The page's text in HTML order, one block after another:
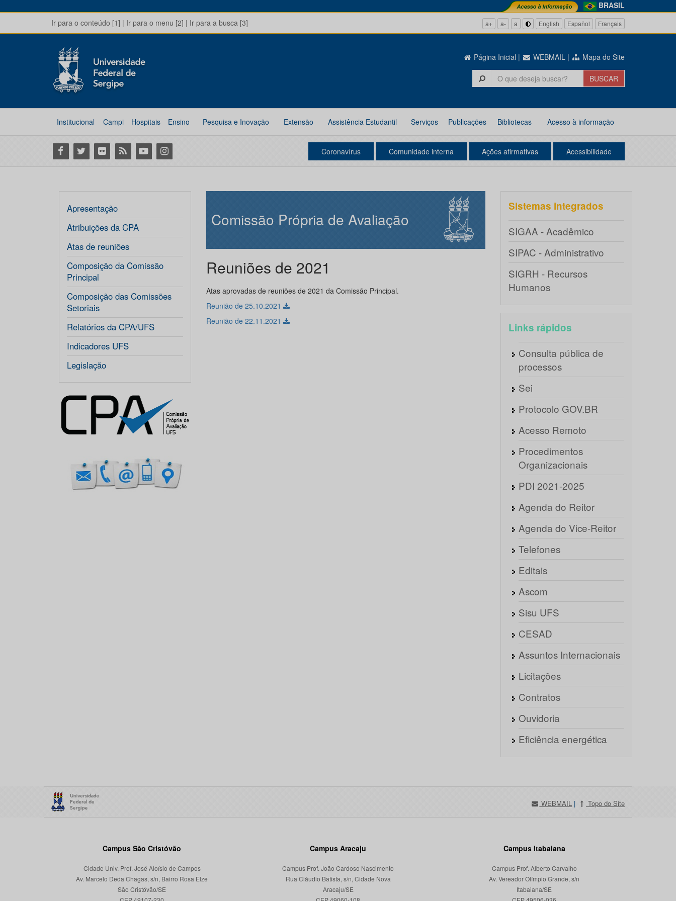
BRASIL
Ir para o conteúdo [1] | Ir para o menu [2] | Ir para a busca [3] a+ a- a English Español Français
Página Inicial | WEBMAIL | Mapa do Site
Institucional Campi Hospitais Ensino Pesquisa e Inovação Extensão Assistência Estudantil Serviços Publicações Bibliotecas Acesso à informação
Facebook
Twitter Flickr RSS YoutubeInstagram Coronavírus Comunidade interna Ações afirmativas Acessibilidade
Apresentação
Atribuições da CPA
Atas de reuniões
Composição da Comissão
Principal
Composição das Comissões
Setoriais
Relatórios da CPA/UFS
Indicadores UFS
Legislação
Comissão Própria de Avaliação
Reuniões de 2021
Atas aprovadas de reuniões de 2021 da Comissão Principal.
Reunião de 25.10.2021
Reunião de 22.11.2021
Sistemas integrados
SIGAA - Acadêmico
SIPAC - Administrativo
SIGRH - Recursos
Humanos
Links rápidos
Consulta pública de
processos
Sei
Protocolo GOV.BR
Acesso Remoto
Procedimentos
Organizacionais
PDI 2021-2025
Agenda do Reitor
Agenda do Vice-Reitor
Telefones
Editais
Ascom
Sisu UFS
CESAD
Assuntos Internacionais
Licitações
Contratos
Ouvidoria
Eficiência energética
WEBMAIL | Topo do Site
Campus São Cristóvão
Cidade Univ. Prof. José Aloísio de Campos
Av. Marcelo Deda Chagas, s/n, Bairro Rosa Elze
São Cristóvão/SE
Campus Aracaju
Campus Prof. João Cardoso Nascimento
Rua Cláudio Batista, s/n, Cidade Nova
Aracaju/SE
Campus Itabaiana
Campus Prof. Alberto Carvalho
Av. Vereador Olímpio Grande, s/n
Itabaiana/SE